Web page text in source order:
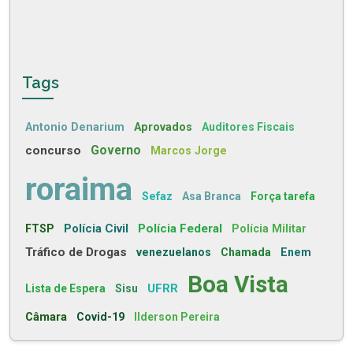
Tags
Antonio Denarium Aprovados Auditores Fiscais
concurso Governo Marcos Jorge
roraima Sefaz Asa Branca Força tarefa
FTSP Polícia Civil Polícia Federal Polícia Militar
Tráfico de Drogas venezuelanos Chamada Enem
Lista de Espera Sisu UFRR Boa Vista
Câmara Covid-19 Ilderson Pereira